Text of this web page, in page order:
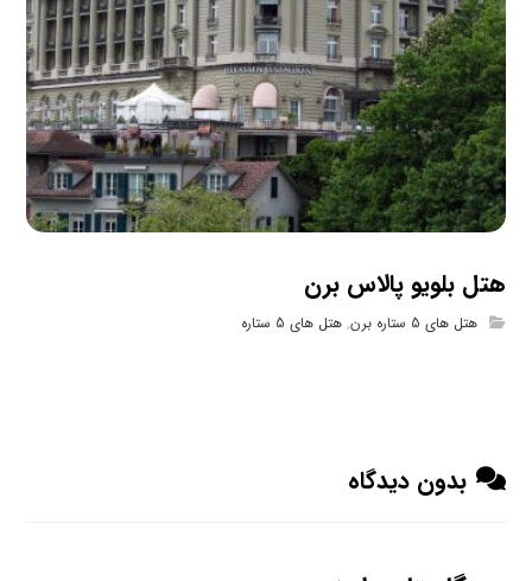
هتل بلویو پالاس برن
هتل های 5 ستاره برن ,هتل های 5 ستاره
بدون دیدگاه